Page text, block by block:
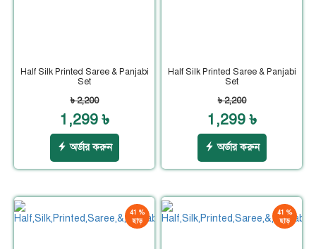
Half Silk Printed Saree & Panjabi
Set
৳ 2,200
1,299 ৳
অর্ডার করুন
Half Silk Printed Saree & Panjabi
Set
৳ 2,200
1,299 ৳
অর্ডার করুন
41 %
ছাড়
41 %
ছাড়